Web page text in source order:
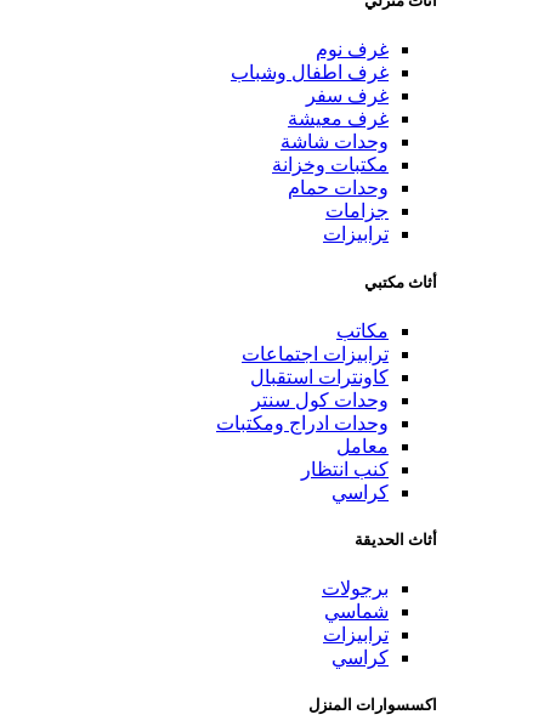
غرف نوم
غرف اطفال وشباب
غرف سفر
غرف معيشة
وحدات شاشة
مكتبات وخزانة
وحدات حمام
جزامات
ترابيزات
أثاث مكتبي
مكاتب
ترابيزات اجتماعات
كاونترات استقبال
وحدات كول سنتر
وحدات ادراج ومكتبات
معامل
كنب انتظار
كراسي
أثاث الحديقة
برجولات
شماسي
ترابيزات
كراسي
اكسسوارات المنزل